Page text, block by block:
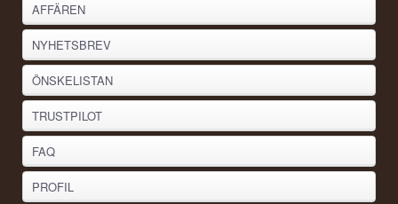
AFFÄREN
NYHETSBREV
ÖNSKELISTAN
TRUSTPILOT
FAQ
PROFIL